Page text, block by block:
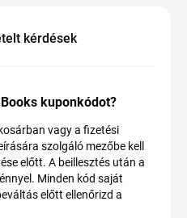
kérdések
kuponkódot?
vagy a fizetési
szolgáló mezőbe kell
előtt. A beillesztés után a
Minden kód saját
előtt ellenőrizd a